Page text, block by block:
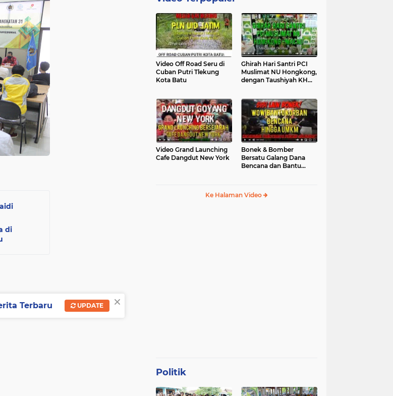
di
Video Off Road Seru di
Cuban Putri Tlekung
Kota Batu
Ghirah Hari Santri PCI
Muslimat NU Hongkong,
dengan Taushiyah KH
Video Grand Launching
Cafe Dangdut New York
Bonek & Bomber
Bersatu Galang Dana
Bencana dan Bantu
Ke Halaman Video
Politik
×
Terbaru UPDATE